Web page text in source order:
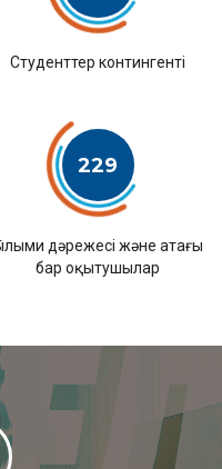
Студенттер контингенті
229
дәрежесі және атағы
бар оқытушылар